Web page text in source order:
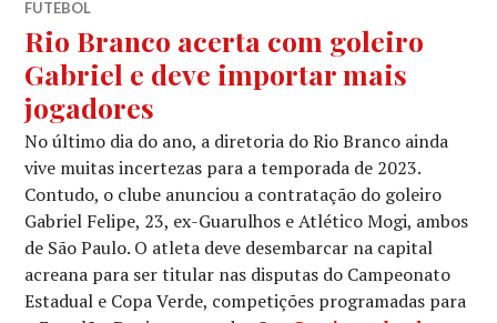
FUTEBOL
Rio Branco acerta com goleiro
Gabriel e deve importar mais
jogadores
No último dia do ano, a diretoria do Rio Branco ainda
vive muitas incertezas para a temporada de 2023.
Contudo, o clube anunciou a contratação do goleiro
Gabriel Felipe, 23, ex-Guarulhos e Atlético Mogi, ambos
de São Paulo. O atleta deve desembarcar na capital
acreana para ser titular nas disputas do Campeonato
Estadual e Copa Verde, competições programadas para